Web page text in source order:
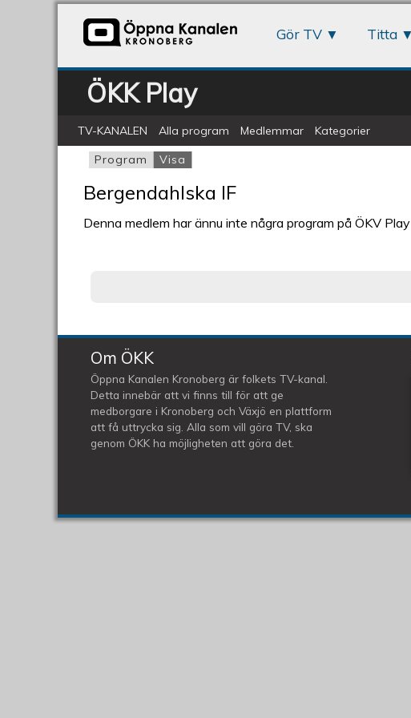
Gör TV Titta
ÖKK Play
TV-KANALEN Alla program Medlemmar Kategorier
Primära flikar
Program Visa
Bergendahlska IF
Denna medlem har ännu inte några program på ÖKV Play
Om ÖKK
Öppna Kanalen Kronoberg är folkets TV-kanal.
Detta innebär att vi finns till för att ge
medborgare i Kronoberg och Växjö en plattform
att få uttrycka sig. Alla som vill göra TV, ska
genom ÖKK ha möjligheten att göra det.